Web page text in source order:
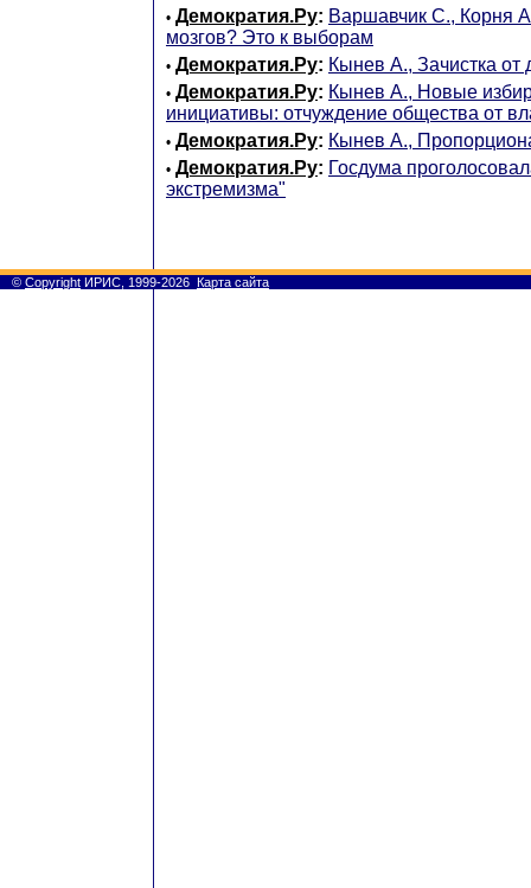
• Демократия.Ру: Варшавчик С., Корня
мозгов? Это к выборам
• Демократия.Ру: Кынев А., Зачистка от
• Демократия.Ру: Кынев А., Новые
инициативы: отчуждение общества от
• Демократия.Ру: Кынев А.,
• Демократия.Ру: Госдума
экстремизма"
© Copyright ИРИС, 1999-2026 Карта сайта